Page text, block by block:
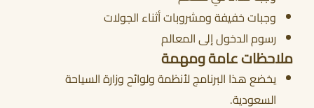
وجبات خفيفة ومشروبات أثناء الجولات
رسوم الدخول إلى المعالم
ملاحظات عامة ومهمة
يخضع هذا البرنامج لأنظمة ولوائح وزارة السياحة
السعودية.